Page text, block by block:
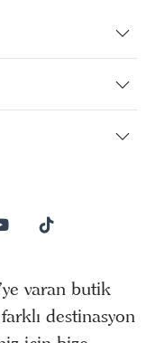
varan butik
destinasyon